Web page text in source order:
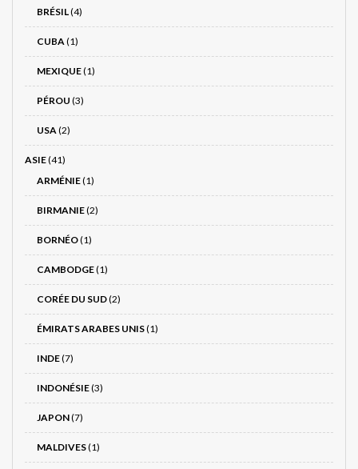
BRÉSIL(4)
CUBA (1)
MEXIQUE(1)
PÉROU (3)
USA (2)
ASIE(41)
ARMÉNIE(1)
BIRMANIE(2)
BORNÉO(1)
CAMBODGE(1)
CORÉE DU SUD(2)
ÉMIRATS ARABES UNIS(1)
INDE(7)
INDONÉSIE(3)
JAPON(7)
MALDIVES(1)